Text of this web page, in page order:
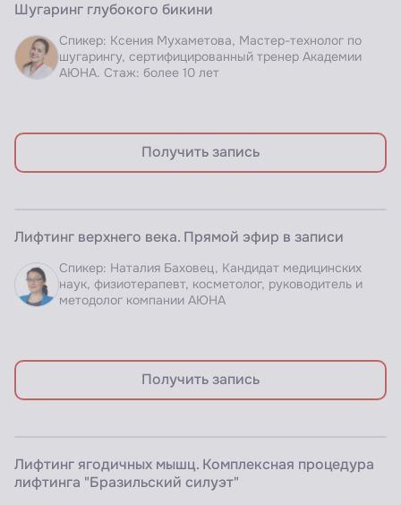
Доступно по подписке
Шугаринг глубокого бикини
Спикер: Ксения Мухаметова, Мастер-технолог по
шугарингу, сертифицированный тренер Академии
АЮНА. Стаж: более 10 лет
Получить запись
Лифтинг верхнего века. Прямой эфир в записи
Спикер: Наталия Баховец, Кандидат медицинских
наук, физиотерапевт, косметолог, руководитель и
методолог компании АЮНА
Получить запись
Доступно по подписке
Лифтинг ягодичных мышц. Комплексная процедура
лифтинга "Бразильский силуэт"